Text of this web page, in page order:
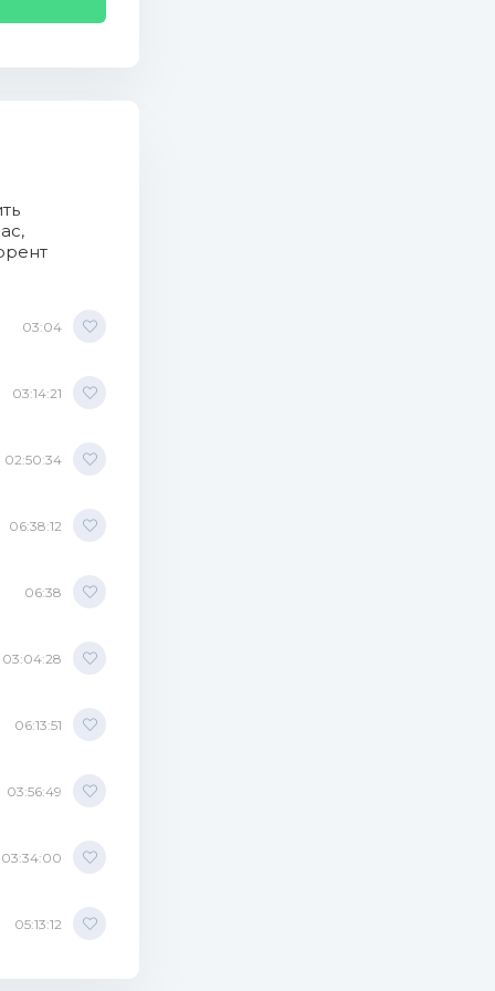
03:04
03:14:21
02:50:34
06:38:12
06:38
03:04:28
06:13:51
03:56:49
03:34:00
05:13:12